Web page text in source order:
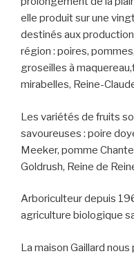
elle produit sur une
destinés aux
région : poires,
groseilles à
mirabelles, Reine-
Les variétés de fruits
savoureuses : poire
Meeker, pomme
Goldrush, Reine de
Arboriculteur depuis
agriculture biologique
La maison Gaillard